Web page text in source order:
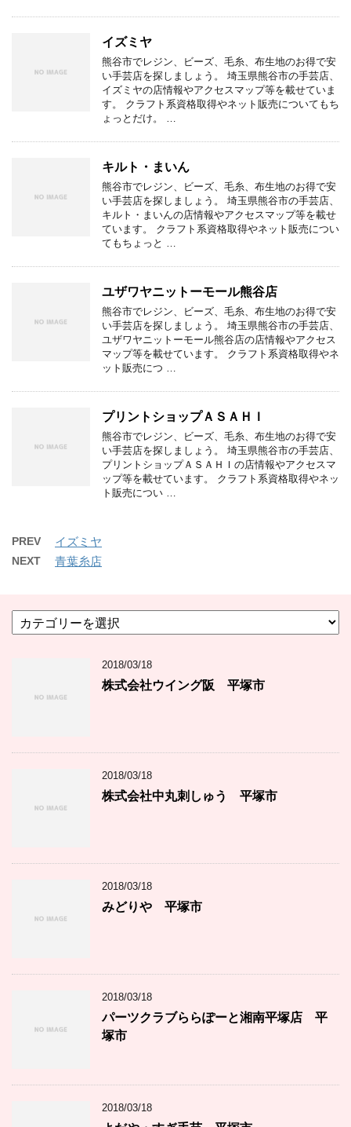
イズミヤ
熊谷市でレジン、ビーズ、毛糸、布生地のお得で安
い手芸店を探しましょう。 埼玉県熊谷市の手芸店、
イズミヤの店情報やアクセスマップ等を載せていま
す。 クラフト系資格取得やネット販売についてもち
ょっとだけ。 …
キルト・まいん
熊谷市でレジン、ビーズ、毛糸、布生地のお得で安
い手芸店を探しましょう。 埼玉県熊谷市の手芸店、
キルト・まいんの店情報やアクセスマップ等を載せ
ています。 クラフト系資格取得やネット販売につい
てもちょっと …
ユザワヤニットーモール熊谷店
熊谷市でレジン、ビーズ、毛糸、布生地のお得で安
い手芸店を探しましょう。 埼玉県熊谷市の手芸店、
ユザワヤニットーモール熊谷店の店情報やアクセス
マップ等を載せています。 クラフト系資格取得やネ
ット販売につ …
プリントショップＡＳＡＨＩ
熊谷市でレジン、ビーズ、毛糸、布生地のお得で安
い手芸店を探しましょう。 埼玉県熊谷市の手芸店、
プリントショップＡＳＡＨＩの店情報やアクセスマ
ップ等を載せています。 クラフト系資格取得やネッ
ト販売につい …
PREV イズミヤ
NEXT 青葉糸店
テ
2018/03/18
株式会社ウイング阪 平塚市
2018/03/18
株式会社中丸刺しゅう 平塚市
2018/03/18
みどりや 平塚市
2018/03/18
パーツクラブららぽーと湘南平塚店 平
塚市
2018/03/18